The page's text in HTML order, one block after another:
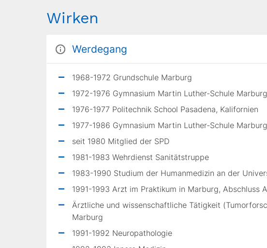
Wirken
Werdegang
1968-1972 Grundschule Marburg
1972-1976 Gymnasium Martin Luther-Schule Marburg
1976-1977 Politechnik School Pasadena, Kalifornien
1977-1986 Gymnasium Martin Luther-Schule Marburg
seit 1980 Mitglied der SPD
1981-1983 Wehrdienst Sanitätstruppe
1983-1990 Studium der Humanmedizin an der
1991-1993 Arzt im Praktikum in Marburg, Abschluss
Ärztliche und wissenschaftliche Tätigkeit
Marburg
1991-1992 Neuropathologie